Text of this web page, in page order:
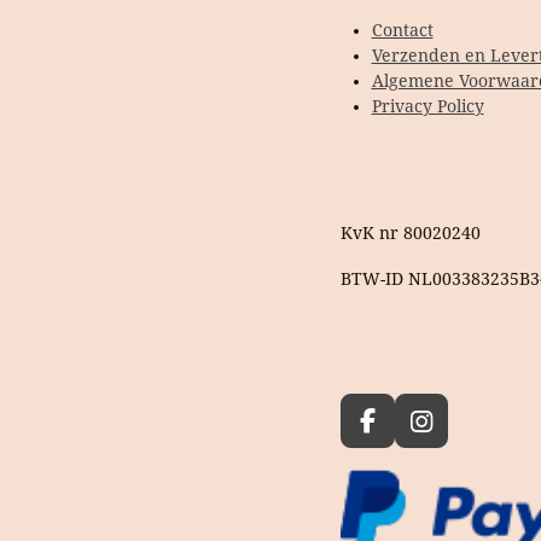
Contact
Verzenden en
Algemene
Privacy Policy
KvK nr 80020240
BTW-ID
F
a
b
I
n